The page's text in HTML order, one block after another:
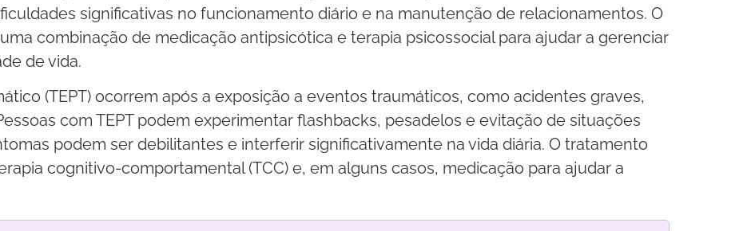
significativas no funcionamento diário e na manutenção de relacionamentos. O
combinação de medicação antipsicótica e terapia psicossocial para ajudar a gerenciar
de vida.
(TEPT) ocorrem após a exposição a eventos traumáticos, como acidentes graves,
com TEPT podem experimentar flashbacks, pesadelos e evitação de situações
podem ser debilitantes e interferir significativamente na vida diária. O tratamento
cognitivo-comportamental (TCC) e, em alguns casos, medicação para ajudar a